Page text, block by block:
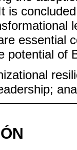
is
essential
potential of